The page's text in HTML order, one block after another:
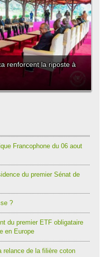
renforcent la riposte à
Francophone du 06 aout
du premier Sénat de
?
du premier ETF obligataire
en Europe
de la filière coton